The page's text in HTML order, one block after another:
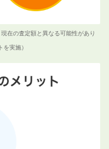
在の査定額と異なる可能性があり
実施）